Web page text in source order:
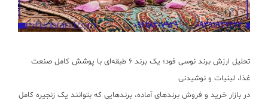
تحلیل ارزش برند نوسی فود؛ یک برند ۶ طبقه‌ای با پوشش کامل صنعت
غذا، لبنیات و نوشیدنی
در بازار خرید و فروش برندهای آماده، برندهایی که بتوانند یک زنجیره کامل